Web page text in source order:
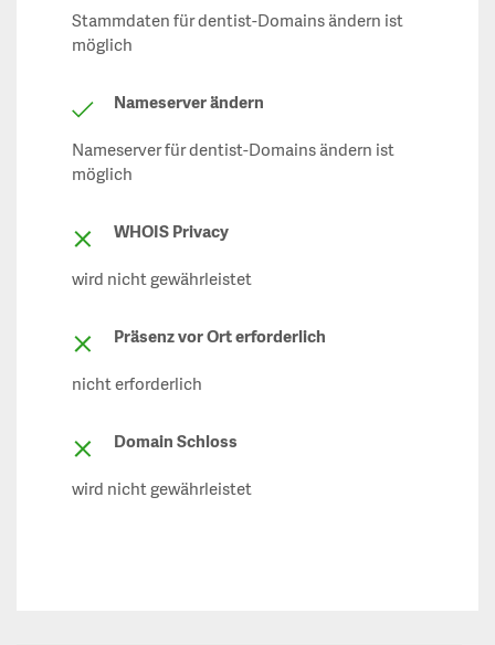
Stammdaten für dentist-Domains ändern ist
möglich
Nameserver ändern
Nameserver für dentist-Domains ändern ist
möglich
WHOIS Privacy
wird nicht gewährleistet
Präsenz vor Ort erforderlich
nicht erforderlich
Domain Schloss
wird nicht gewährleistet